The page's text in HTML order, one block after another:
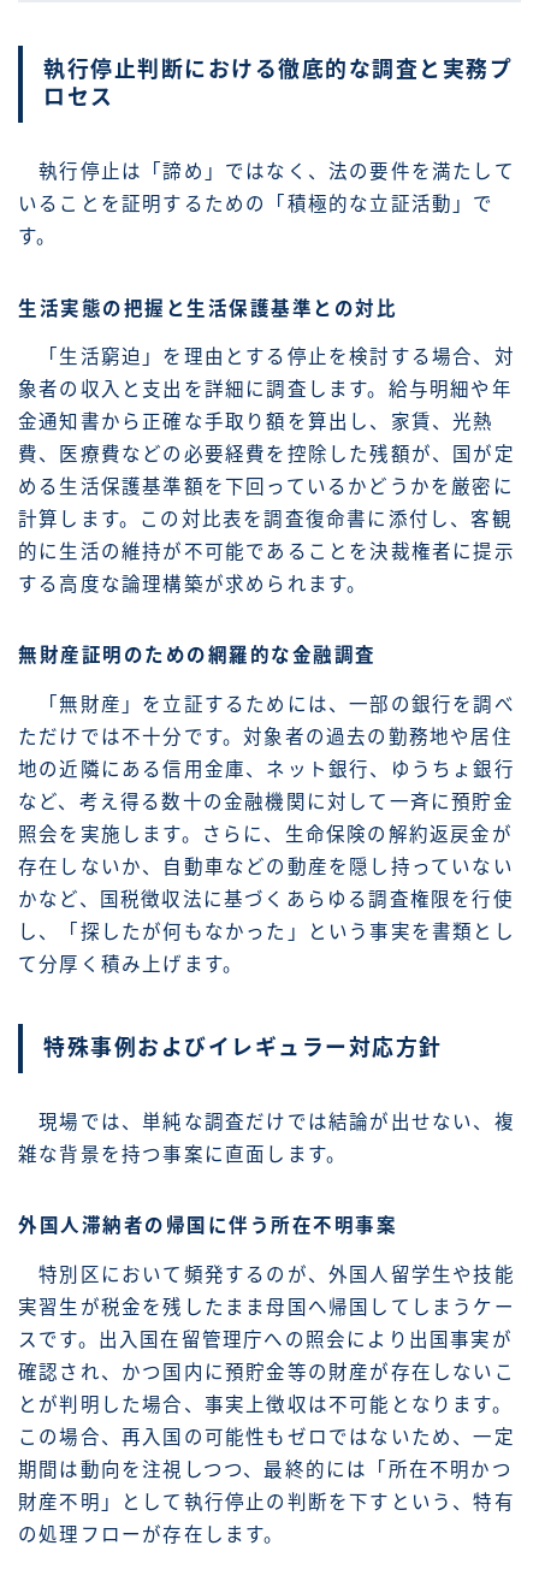
執行停止判断における徹底的な調査と実務プ
ロセス
執行停止は「諦め」ではなく、法の要件を満たして
いることを証明するための「積極的な立証活動」で
す。
生活実態の把握と生活保護基準との対比
「生活窮迫」を理由とする停止を検討する場合、対
象者の収入と支出を詳細に調査します。給与明細や年
金通知書から正確な手取り額を算出し、家賃、光熱
費、医療費などの必要経費を控除した残額が、国が定
める生活保護基準額を下回っているかどうかを厳密に
計算します。この対比表を調査復命書に添付し、客観
的に生活の維持が不可能であることを決裁権者に提示
する高度な論理構築が求められます。
無財産証明のための網羅的な金融調査
「無財産」を立証するためには、一部の銀行を調べ
ただけでは不十分です。対象者の過去の勤務地や居住
地の近隣にある信用金庫、ネット銀行、ゆうちょ銀行
など、考え得る数十の金融機関に対して一斉に預貯金
照会を実施します。さらに、生命保険の解約返戻金が
存在しないか、自動車などの動産を隠し持っていない
かなど、国税徴収法に基づくあらゆる調査権限を行使
し、「探したが何もなかった」という事実を書類とし
て分厚く積み上げます。
特殊事例およびイレギュラー対応方針
現場では、単純な調査だけでは結論が出せない、複
雑な背景を持つ事案に直面します。
外国人滞納者の帰国に伴う所在不明事案
特別区において頻発するのが、外国人留学生や技能
実習生が税金を残したまま母国へ帰国してしまうケー
スです。出入国在留管理庁への照会により出国事実が
確認され、かつ国内に預貯金等の財産が存在しないこ
とが判明した場合、事実上徴収は不可能となります。
この場合、再入国の可能性もゼロではないため、一定
期間は動向を注視しつつ、最終的には「所在不明かつ
財産不明」として執行停止の判断を下すという、特有
の処理フローが存在します。